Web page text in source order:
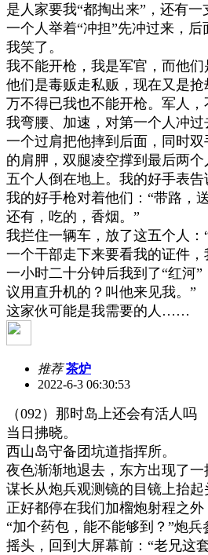
是人家要我“都掏出来” ，还有
一个人举着“冲担”先冲过来，后
我笑了。
我不能开枪，我是军官，而他
他们是毒贩走私贩，现在又是抢
万不得已我也不能开枪。军人，
我弯腰、加速，对第一个人冲过
一个过肩把他摔到后面，同时
的肩胛，双腿凌空撑到最后两个
五个人倒在地上。我的好手表告
我的好手枪对着他们： “带路，
还有，吃的，香烟。 ”
我拦住一辆车，放了这五个人：
一个干部走下来要看我的证件，
一小时二十分钟后我到了“红河”
议用直升机的？叫他来见我。 ”
这家伙可能是我需要的人 ……
推荐茶炉
2022-6-3 06:30:53
（092 ）那时岛上还会有活人吗
当日拂晓。
西山岛守备团坑道指挥所。
夜色渐渐地退去，东方出现了
谋长从炮兵观测镜的目镜上抬起
正好都停在我们加榴炮射程之外
“加个药包，能不能够到？ ”炮兵
摇头，回到大屏幕前： “老兄这